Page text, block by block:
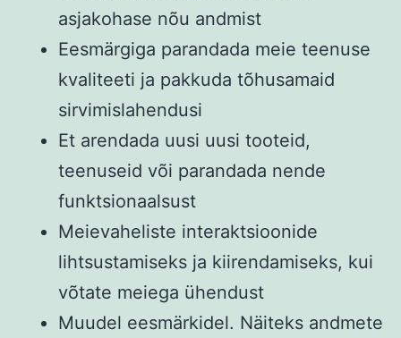
asjakohase nõu andmist
Eesmärgiga parandada meie teenuse
kvaliteeti ja pakkuda tõhusamaid
sirvimislahendusi
Et arendada uusi uusi tooteid,
teenuseid või parandada nende
funktsionaalsust
Meievaheliste interaktsioonide
lihtsustamiseks ja kiirendamiseks, kui
võtate meiega ühendust
Muudel eesmärkidel. Näiteks andmete